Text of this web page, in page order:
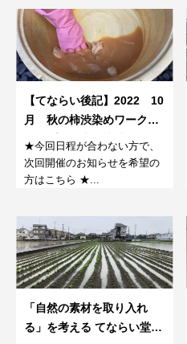
【てならい後記】2022 10
月 秋の柿渋染めワークシ
ョップ。後半、柿渋でシル
クのスカーフを染める。
★今回日程が合わない方で、
次回開催のお知らせを希望の
方はこちら ★...
「自然の素材を取り入れ
る」を考える てならい堂の